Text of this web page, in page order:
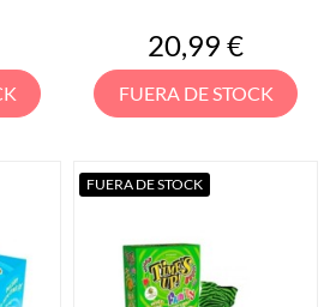
Precio
20,99 €
FUERA DE STOCK
FUERA DE STOCK